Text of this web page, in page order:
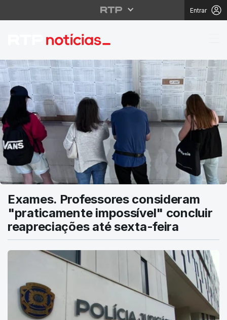
Entrar
RTP Notícias
Exames. Professores consideram
"praticamente impossível" concluir
reapreciações até sexta-feira